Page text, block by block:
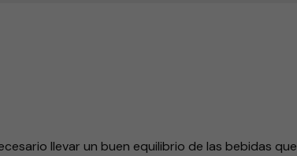
llevar un buen equilibrio de las bebidas que